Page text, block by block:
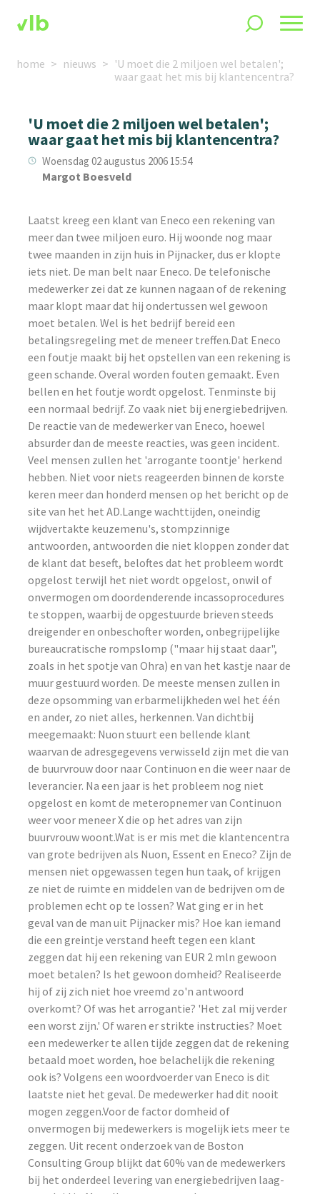
home nieuws
'U moet die 2 miljoen wel betalen';
waar gaat het mis bij klantencentra?
'U moet die 2 miljoen wel betalen';
waar gaat het mis bij klantencentra?
Woensdag 02 augustus 2006 15:54
Margot Boesveld
Laatst kreeg een klant van Eneco een rekening van
meer dan twee miljoen euro. Hij woonde nog maar
twee maanden in zijn huis in Pijnacker, dus er klopte
iets niet. De man belt naar Eneco. De telefonische
medewerker zei dat ze kunnen nagaan of de rekening
maar klopt maar dat hij ondertussen wel gewoon
moet betalen. Wel is het bedrijf bereid een
betalingsregeling met de meneer treffen.Dat Eneco
een foutje maakt bij het opstellen van een rekening is
geen schande. Overal worden fouten gemaakt. Even
bellen en het foutje wordt opgelost. Tenminste bij
een normaal bedrijf. Zo vaak niet bij energiebedrijven.
De reactie van de medewerker van Eneco, hoewel
absurder dan de meeste reacties, was geen incident.
Veel mensen zullen het 'arrogante toontje' herkend
hebben. Niet voor niets reageerden binnen de korste
keren meer dan honderd mensen op het bericht op de
site van het het AD.Lange wachttijden, oneindig
wijdvertakte keuzemenu's, stompzinnige
antwoorden, antwoorden die niet kloppen zonder dat
de klant dat beseft, beloftes dat het probleem wordt
opgelost terwijl het niet wordt opgelost, onwil of
onvermogen om doordenderende incassoprocedures
te stoppen, waarbij de opgestuurde brieven steeds
dreigender en onbeschofter worden, onbegrijpelijke
bureaucratische rompslomp ("maar hij staat daar",
zoals in het spotje van Ohra) en van het kastje naar de
muur gestuurd worden. De meeste mensen zullen in
deze opsomming van erbarmelijkheden wel het één
en ander, zo niet alles, herkennen. Van dichtbij
meegemaakt: Nuon stuurt een bellende klant
waarvan de adresgegevens verwisseld zijn met die van
de buurvrouw door naar Continuon en die weer naar de
leverancier. Na een jaar is het probleem nog niet
opgelost en komt de meteropnemer van Continuon
weer voor meneer X die op het adres van zijn
buurvrouw woont.Wat is er mis met die klantencentra
van grote bedrijven als Nuon, Essent en Eneco? Zijn de
mensen niet opgewassen tegen hun taak, of krijgen
ze niet de ruimte en middelen van de bedrijven om de
problemen echt op te lossen? Wat ging er in het
geval van de man uit Pijnacker mis? Hoe kan iemand
die een greintje verstand heeft tegen een klant
zeggen dat hij een rekening van EUR 2 mln gewoon
moet betalen? Is het gewoon domheid? Realiseerde
hij of zij zich niet hoe vreemd zo'n antwoord
overkomt? Of was het arrogantie? 'Het zal mij verder
een worst zijn.' Of waren er strikte instructies? Moet
een medewerker te allen tijde zeggen dat de rekening
betaald moet worden, hoe belachelijk die rekening
ook is? Volgens een woordvoerder van Eneco is dit
laatste niet het geval. De medewerker had dit nooit
mogen zeggen.Voor de factor domheid of
onvermogen bij medewerkers is mogelijk iets meer te
zeggen. Uit recent onderzoek van de Boston
Consulting Group blijkt dat 60% van de medewerkers
bij het onderdeel levering van energiebedrijven laag-